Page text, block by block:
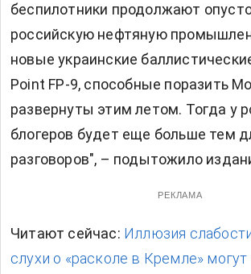
беспилотники продолжают
российскую нефтяную
новые украинские
Point FP-9, способные поразить
развернуты этим летом. Тогда у
блогеров будет еще больше тем
разговоров", – подытожило
РЕКЛАМА
Читают сейчас: Иллюзия
слухи о «расколе в Кремле»